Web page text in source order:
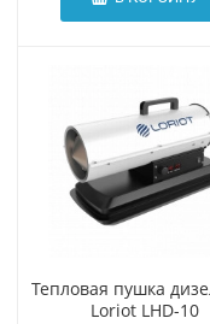
Тепловая пушка
Loriot LHD-10